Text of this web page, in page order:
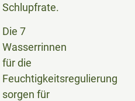
Schlupfrate.
Die 7
Wasserrinnen
für die
Feuchtigkeitsregulierung
sorgen für